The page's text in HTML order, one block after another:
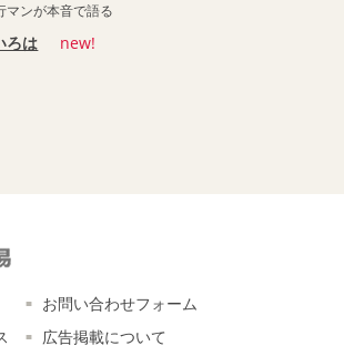
マンが本音で語る
ろは new!
お問い合わせフォーム
広告掲載について